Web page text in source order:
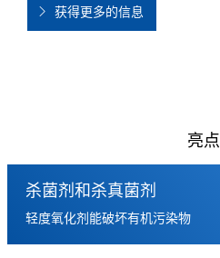
获得更多的信息
亮点
杀菌剂和杀真菌剂
轻度氧化剂能破坏有机污染物